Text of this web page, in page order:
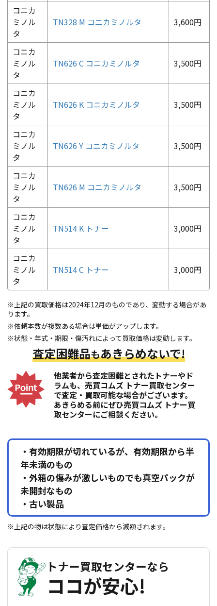
コニカ
ミノル
タ
TN328 M コニカミノルタ 3,600円
コニカ
ミノル
タ
TN626 C コニカミノルタ 3,500円
コニカ
ミノル
タ
TN626 K コニカミノルタ 3,500円
コニカ
ミノル
タ
TN626 Y コニカミノルタ 3,500円
コニカ
ミノル
タ
TN626 M コニカミノルタ 3,500円
コニカ
ミノル
タ
TN514 K トナー 3,000円
コニカ
ミノル
タ
TN514 C トナー 3,000円
※上記の買取価格は2024年12月のものであり、変動する場合があ
ります。
※依頼本数が複数ある場合は単価がアップします。
※状態・年式・期限・傷汚れによって買取価格は変動します。
査定困難品もあきらめないで!
他業者から査定困難とされたトナーやド
ラムも、売買コムズ トナー買取センター
で査定・買取可能な場合がございます。
あきらめる前にぜひ売買コムズ トナー買
取センターにご相談ください。
・有効期限が切れているが、有効期限から半
年未満のもの
・外箱の傷みが激しいものでも真空パックが
未開封なもの
・古い製品
※上記の物は状態により査定価格から減額されます。
トナー買取センターなら
ココが安心!